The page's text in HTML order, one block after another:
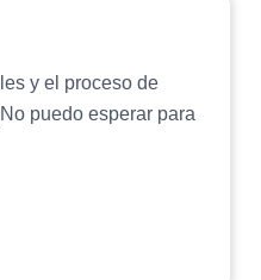
y el proceso de
puedo esperar para